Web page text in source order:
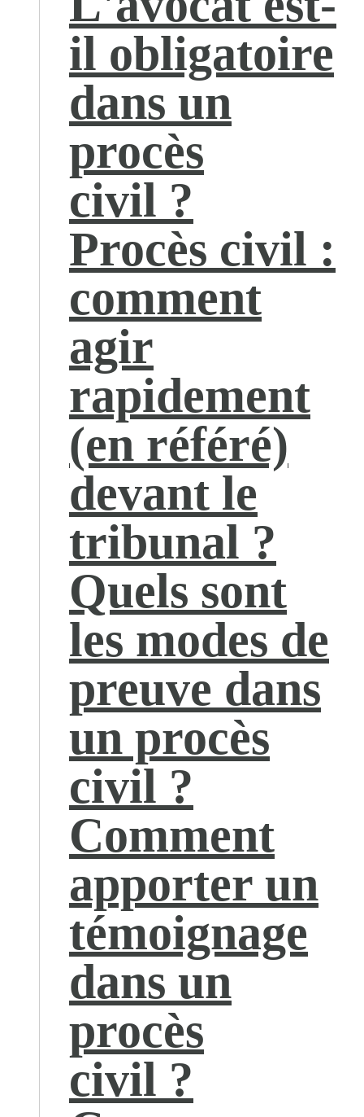
il obligatoire
dans un
procès
civil ?
Procès civil :
comment
agir
rapidement
(en référé)
devant le
tribunal ?
Quels sont
les modes de
preuve dans
un procès
civil ?
Comment
apporter un
témoignage
dans un
procès
civil ?